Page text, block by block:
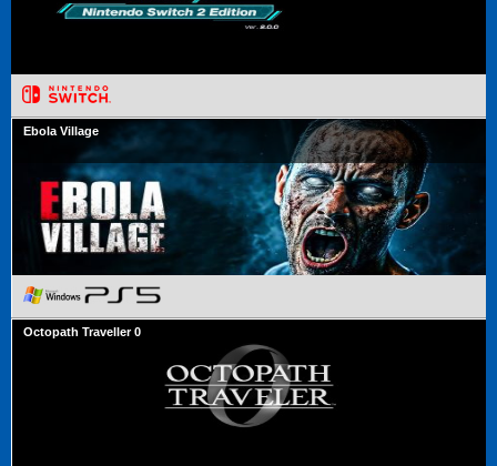
Ebola Village
Octopath Traveller 0